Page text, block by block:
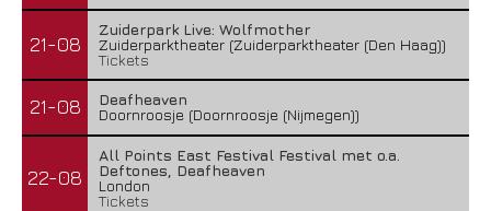
21-08
Zuiderpark Live: Wolfmother
Zuiderparktheater (Zuiderparktheater (Den Haag))
Tickets
21-08
Deafheaven
Doornroosje (Doornroosje (Nijmegen))
22-08
All Points East Festival Festival met o.a.
Deftones, Deafheaven
London
Tickets